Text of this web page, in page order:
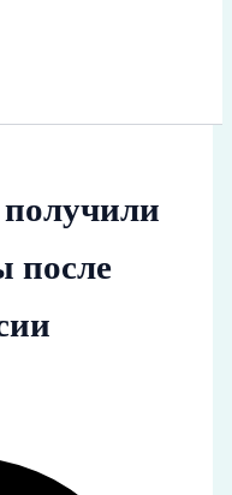
после